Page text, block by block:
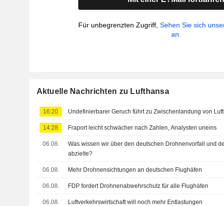
Für unbegrenzten Zugriff,Sehen Sie sich
an.
Aktuelle Nachrichten zu Lufthansa
16:20 Undefinierbarer Geruch führt zu Zwischenlandung von
14:28 Fraport leicht schwächer nach Zahlen, Analysten uneins
06.08.
Was wissen wir über den deutschen Drohnenvorfall und
abzielte?
06.08. Mehr Drohnensichtungen an deutschen Flughäfen
06.08. FDP fordert Drohnenabwehrschutz für alle Flughäfen
06.08. Luftverkehrswirtschaft will noch mehr Entlastungen